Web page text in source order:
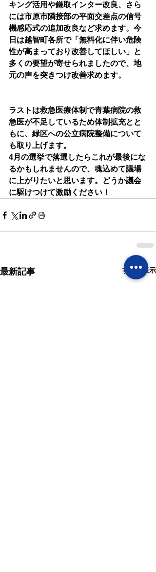
キング活用や鎌取インター改良、さら
には市原市隣接部の平面交差点の信号
機感応式の追加改良など求めます。今
日は越智町各所で「無料化に伴い危険
性が高まっており改善してほしい」と
多くの要望が寄せられましたので、地
元の声を突きつけ改善求めます。
ラストは救急医療体制で青葉病院の救
急医が不足しているため体制拡充とと
もに、緑区への公立病院整備について
も取り上げます。
4月の選挙で落選したらこれが最後にな
るかもしれませんので、魂込めて議場
に上がりたいと思います。どうか議会
に駆けつけて激励ください！
最新記事 すべて表示